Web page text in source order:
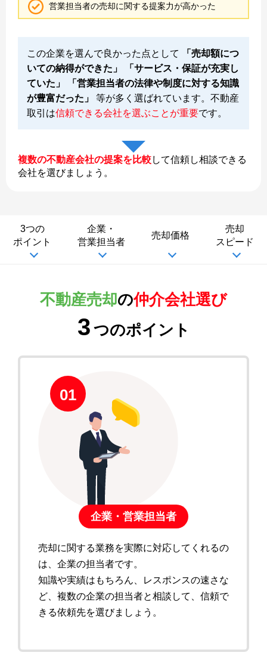
営業担当者の売却に関する提案力が高かった
この企業を選んで良かった点として
「売却額につ
いての納得ができた」 「サービス・保証が充実し
ていた」 「営業担当者の法律や制度に対する知識
が豊富だった」 等が多く選ばれています。不動産
取引は信頼できる会社を選ぶことが重要です。
複数の不動産会社の提案を比較して信頼し相談できる
会社を選びましょう。
3つの
ポイント
企業・
営業担当者
売却価格
売却
スピード
不動産売却の仲介会社選び
3 つのポイント
01
企業・営業担当者
売却に関する業務を実際に対応してくれるの
は、企業の担当者です。
知識や実績はもちろん、レスポンスの速さな
ど、複数の企業の担当者と相談して、信頼で
きる依頼先を選びましょう。